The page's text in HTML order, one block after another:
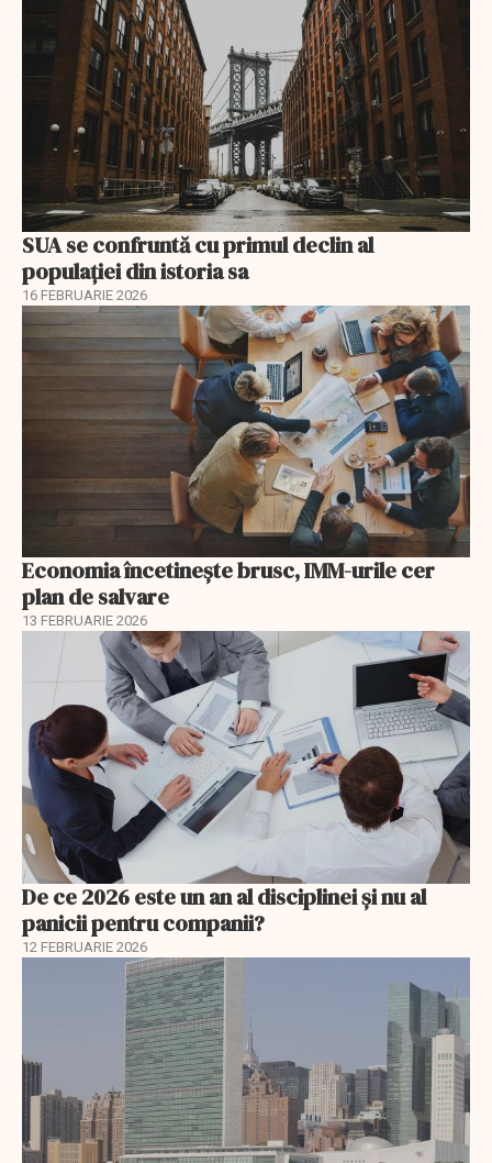
SUA se confruntă cu primul declin al
populației din istoria sa
16 FEBRUARIE 2026
Economia încetinește brusc, IMM-urile cer
plan de salvare
13 FEBRUARIE 2026
De ce 2026 este un an al disciplinei și nu al
panicii pentru companii?
12 FEBRUARIE 2026